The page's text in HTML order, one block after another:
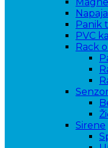
Panik
PVC
Rack
Sirene